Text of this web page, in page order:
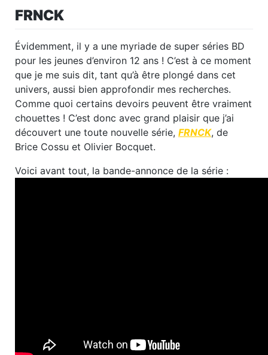
FRNCK
Évidemment, il y a une myriade de super séries BD
pour les jeunes d’environ 12 ans ! C’est à ce moment
que je me suis dit, tant qu’à être plongé dans cet
univers, aussi bien approfondir mes recherches.
Comme quoi certains devoirs peuvent être vraiment
chouettes ! C’est donc avec grand plaisir que j’ai
découvert une toute nouvelle série, FRNCK, de
Brice Cossu et Olivier Bocquet.
Voici avant tout, la bande-annonce de la série :